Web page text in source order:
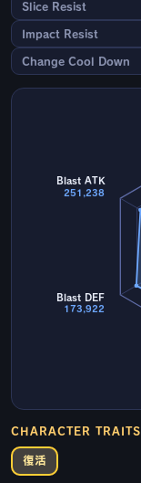
Slice Resist
Impact Resist
Change Cool Down
Blast DEF
173,922
Blast ATK
251,238
CHARACTER TRAITS
復活